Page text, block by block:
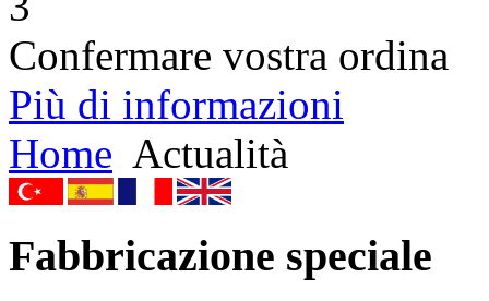
Confermare vostra ordina
Più di informazioni
Home Actualità
Fabbricazione speciale